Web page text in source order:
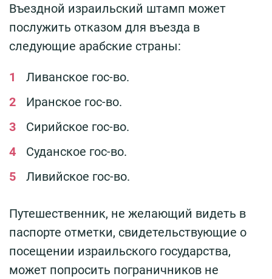
Въездной израильский штамп может
послужить отказом для въезда в
следующие арабские страны:
Ливанское гос-во.
Иранское гос-во.
Сирийское гос-во.
Суданское гос-во.
Ливийское гос-во.
Путешественник, не желающий видеть в
паспорте отметки, свидетельствующие о
посещении израильского государства,
может попросить пограничников не